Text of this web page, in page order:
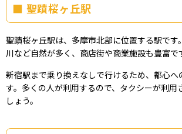
聖蹟桜ヶ丘駅
聖蹟桜ヶ丘駅は、多摩市北部に位置する駅です
川など自然が多く、商店街や商業施設も豊富で
新宿駅まで乗り換えなしで行けるため、都心へ
す。多くの人が利用するので、タクシーが利用
しょう。